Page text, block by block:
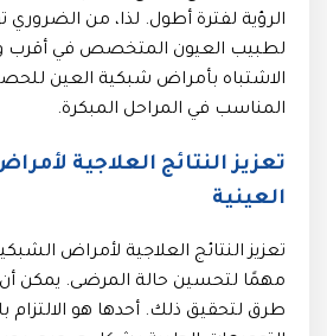
الرؤية لفترة أطول. لذا، من
لطبيب العيون المتخصص في أقرب
الاشتباه بأمراض شبكية العين
المناسب في المراحل المبكرة.
تعزيز النتائج العلاجية
العينية
تعزيز النتائج العلاجية لأمراض
مهمًا لتحسين حالة المرضى. يمكن
طرق لتحقيق ذلك. أحدها هو الالتزام